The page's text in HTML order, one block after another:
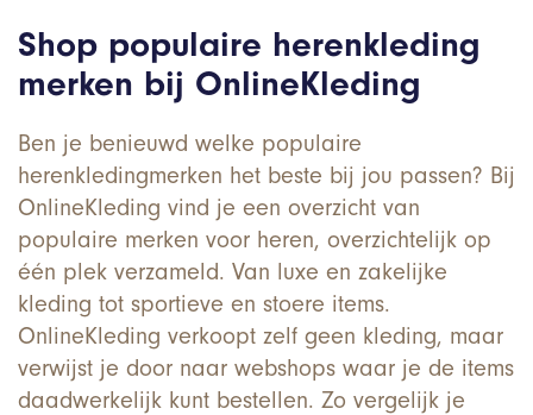
Shop populaire herenkleding
merken bij OnlineKleding
Ben je benieuwd welke populaire
herenkledingmerken het beste bij jou passen? Bij
OnlineKleding vind je een overzicht van
populaire merken voor heren, overzichtelijk op
één plek verzameld. Van luxe en zakelijke
kleding tot sportieve en stoere items.
OnlineKleding verkoopt zelf geen kleding, maar
verwijst je door naar webshops waar je de items
daadwerkelijk kunt bestellen. Zo vergelijk je